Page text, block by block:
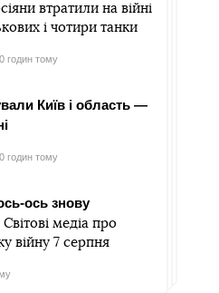
втратили на війні
і чотири танки
годин тому
Київ і область —
годин тому
ось знову
Світові медіа про
війну 7 серпня